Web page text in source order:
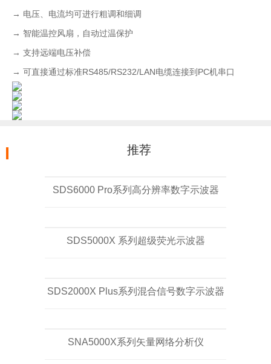
→ 电压、电流均可进行粗调和细调
→ 智能温控风扇，自动过温保护
→ 支持远端电压补偿
→ 可直接通过标准RS485/RS232/LAN电缆连接到PC机串口
推荐
SDS6000 Pro系列高分辨率数字示波器
SDS5000X 系列超级荧光示波器
SDS2000X Plus系列混合信号数字示波器
SNA5000X系列矢量网络分析仪